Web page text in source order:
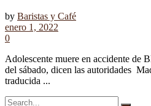
by Baristas y Café
enero 1, 2022
0
Adolescente muere en accidente de
del sábado, dicen las autoridades
traducida ...